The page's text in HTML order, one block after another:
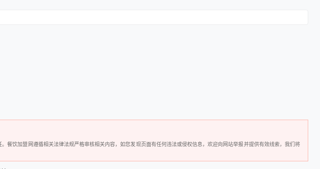
饮加盟网遵循相关法律法规严格审核相关内容，如您发现页面有任何违法或侵权信息，欢迎向网站举报并提供有效线索，我们将